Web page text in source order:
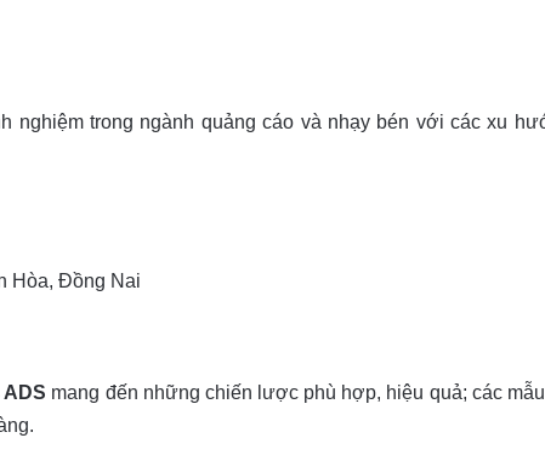
nghiệm trong ngành quảng cáo và nhạy bén với các xu
Hòa, Đồng Nai
ADS mang đến những chiến lược phù hợp, hiệu quả; các